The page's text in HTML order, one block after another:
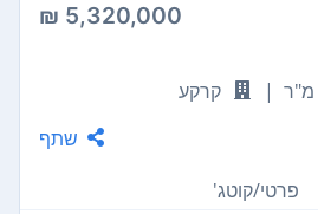
5,320,000 ₪
|
קרקע
שתף
פרטי/קוטג'